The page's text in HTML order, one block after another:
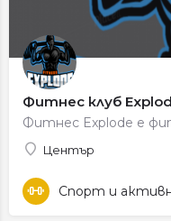
Фитнес клуб
Център
Спорт и